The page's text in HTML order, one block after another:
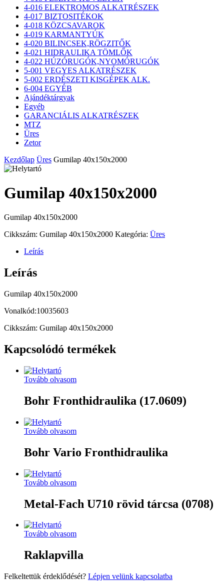
4-016 ELEKTROMOS ALKATRÉSZEK
4-017 BIZTOSITÉKOK
4-018 KÖZCSAVAROK
4-019 KARMANTYÚK
4-020 BILINCSEK,RÖGZITŐK
4-021 HIDRAULIKA TÖMLŐK
4-022 HÚZÓRUGÓK,NYOMÓRUGÓK
5-001 VEGYES ALKATRÉSZEK
5-002 ERDÉSZETI KISGÉPEK ALK.
6-004 EGYÉB
Ajándéktárgyak
Egyéb
GARANCIÁLIS ALKATRÉSZEK
MTZ
Üres
Zetor
Kezdőlap Üres Gumilap 40x150x2000
Gumilap 40x150x2000
Gumilap 40x150x2000
Cikkszám: Gumilap 40x150x2000 Kategória: Üres
Leírás
Leírás
Gumilap 40x150x2000
Vonalkód:10035603
Cikkszám: Gumilap 40x150x2000
Kapcsolódó termékek
Tovább olvasom
Bohr Fronthidraulika (17.0609)
Tovább olvasom
Bohr Vario Fronthidraulika
Tovább olvasom
Metal-Fach U710 rövid tárcsa (0708)
Tovább olvasom
Raklapvilla
Felkeltettük érdeklődését? Lépjen velünk kapcsolatba